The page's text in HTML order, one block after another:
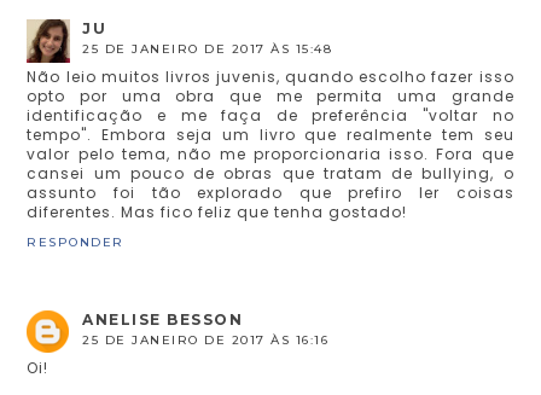
JU
25 DE JANEIRO DE 2017 ÀS 15:48
Não leio muitos livros juvenis, quando escolho fazer isso
opto por uma obra que me permita uma grande
identificação e me faça de preferência "voltar no
tempo". Embora seja um livro que realmente tem seu
valor pelo tema, não me proporcionaria isso. Fora que
cansei um pouco de obras que tratam de bullying, o
assunto foi tão explorado que prefiro ler coisas
diferentes. Mas fico feliz que tenha gostado!
RESPONDER
ANELISE BESSON
25 DE JANEIRO DE 2017 ÀS 16:16
Oi!